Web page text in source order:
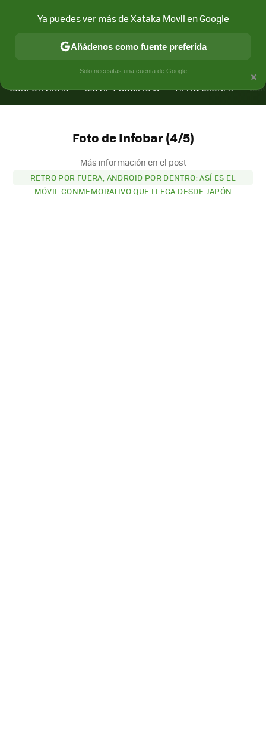
CONECTIVIDAD MÓVIL Y SOCIEDAD APLICACIONES
Foto de Infobar (4/5)
Más información en el post
RETRO POR FUERA, ANDROID POR DENTRO: ASÍ ES EL
MÓVIL CONMEMORATIVO QUE LLEGA DESDE JAPÓN
×
Ya puedes ver más de Xataka Movil en Google
Añádenos como fuente preferida
Solo necesitas una cuenta de Google